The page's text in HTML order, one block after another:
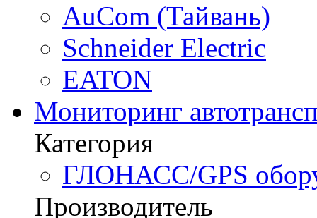
AuCom (Тайвань)
Schneider Electric
EATON
Мониторинг
Категория
ГЛОНАСС/GPS
Производитель